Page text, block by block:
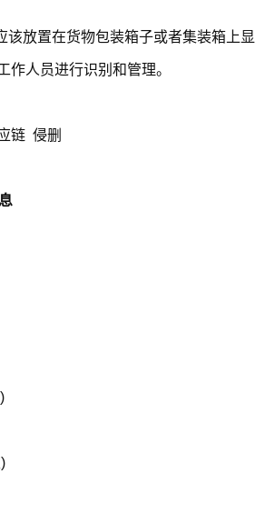
该放置在货物包装箱子或者集装箱上显
作人员进行识别和管理。
链 侵删